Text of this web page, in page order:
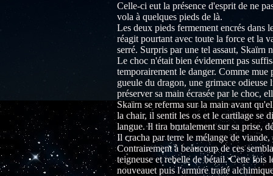
Celle-ci eut la présence d'esprit de ne
vola à quelques pieds de là.
Les deux pieds fermement encrés dans
réagit pourtant avec toute la force et la
serré. Surpris par une tel assaut, Skaïrn
Le choc n'était bien évidement pas
temporairement le danger. Comme
gueule du dragon, une grimace
préserver sa main écrasée par le choc,
Skaïrn se referma sur la main avant
la chair, il sentit les os et le cartilage se
langue. Il tira brutalement sur sa prise,
Il cracha par terre le mélange de
Contrairement à beaucoup de ces
teigneuse et rebelle de bétail. Cette fois
nouveauet puis l'armure traité